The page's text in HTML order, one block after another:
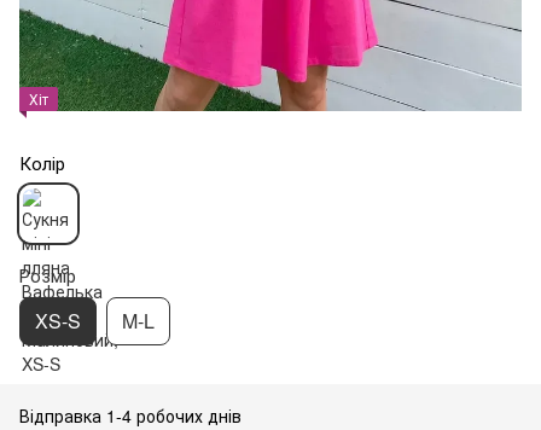
Хіт
Колір
Розмір
XS-S M-L
Відправка 1-4 робочих днів